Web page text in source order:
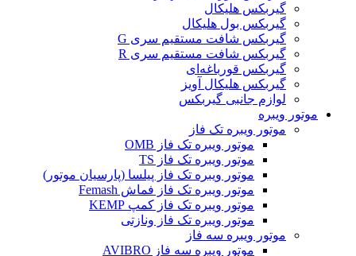
گیربکس هلیکال
گیربکس بول هلیکال
گیربکس شافت مستقیم سری G
گیربکس شافت مستقیم سری R
گیربکس قورباغه‌ای
گیربکس هلیکال آویز
لوازم جانبی گیربکس
موتور ویبره
موتور ویبره تک فاز
موتور ویبره تک فاز OMB
موتور ویبره تک فاز TS
موتور ویبره تک فاز پیلسا (پارسیان موتور)
موتور ویبره تک فاز فماش Femash
موتور ویبره تک فاز کمپ KEMP
موتور ویبره تک فاز ونازتی
موتور ویبره سه فاز
موتور ویبره سه فاز AVIBRO